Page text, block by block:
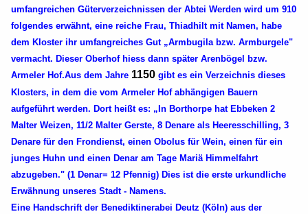
umfangreichen Güterverzeichnissen der Abtei Werden wird um 910
folgendes erwähnt, eine reiche Frau, Thiadhilt mit Namen, habe
dem Kloster ihr umfangreiches Gut „Armbugila bzw. Armburgele"
vermacht. Dieser Oberhof hiess dann später Arenbögel bzw.
Armeler Hof.Aus dem Jahre 1150 gibt es ein Verzeichnis dieses
Klosters, in dem die vom Armeler Hof abhängigen Bauern
aufgeführt werden. Dort heißt es: „In Borthorpe hat Ebbeken 2
Malter Weizen, 11/2 Malter Gerste, 8 Denare als Heeresschilling, 3
Denare für den Frondienst, einen Obolus für Wein, einen für ein
junges Huhn und einen Denar am Tage Mariä Himmelfahrt
abzugeben." (1 Denar= 12 Pfennig) Dies ist die erste urkundliche
Erwähnung unseres Stadt - Namens.
Eine Handschrift der Benediktinerabei Deutz (Köln) aus der